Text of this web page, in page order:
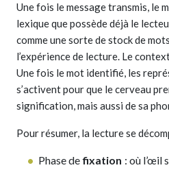
Une fois le message transmis, le
lexique que possède déjà le
comme une sorte de stock de
l’expérience de lecture. Le
Une fois le mot identifié, les
s’activent pour que le cerveau
signification, mais aussi de sa
Pour résumer, la lecture se
Phase de fixation : où l’œil